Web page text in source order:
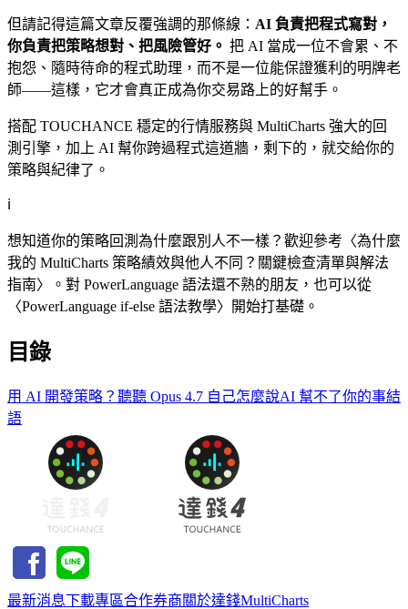
但請記得這篇文章反覆強調的那條線： AI 負責把程式寫對，
你負責把策略想對、把風險管好。 把 AI 當成一位不會累、不
抱怨、隨時待命的程式助理，而不是一位能保證獲利的明牌老
師——這樣，它才會真正成為你交易路上的好幫手。
搭配 TOUCHANCE 穩定的行情服務與 MultiCharts 強大的回
測引擎，加上 AI 幫你跨過程式這道牆，剩下的，就交給你的
策略與紀律了。
ℹ️
想知道你的策略回測為什麼跟別人不一樣？歡迎參考〈為什麼
我的 MultiCharts 策略績效與他人不同？關鍵檢查清單與解法
指南〉。對 PowerLanguage 語法還不熟的朋友，也可以從
〈PowerLanguage if-else 語法教學〉開始打基礎。
目錄
用 AI 開發策略？聽聽 Opus 4.7 自己怎麼說AI 幫不了你的事結
語
最新消息下載專區合作券商關於達錢MultiCharts